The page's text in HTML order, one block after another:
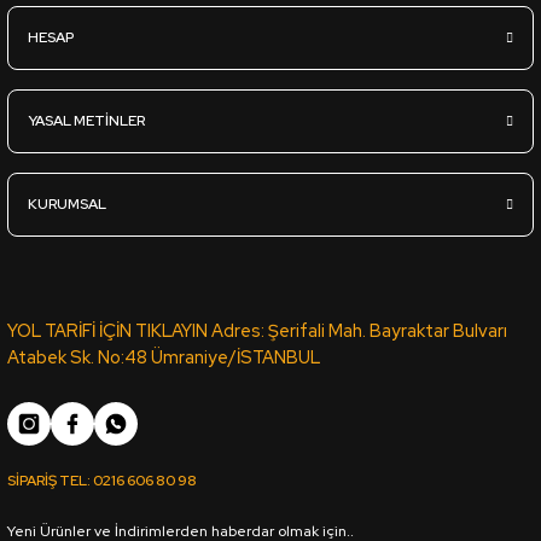
YT-98D VİZON LATTE KOTON VİZON PVC ROMA KENAR
1.841,40TL
HESAP
YASAL METİNLER
KURUMSAL
YOL TARİFİ İÇİN TIKLAYIN Adres: Şerifali Mah. Bayraktar Bulvarı
Atabek Sk. No:48 Ümraniye/İSTANBUL
SİPARİŞ TEL:0216 606 80 98
Yeni Ürünler ve İndirimlerden haberdar olmak için..